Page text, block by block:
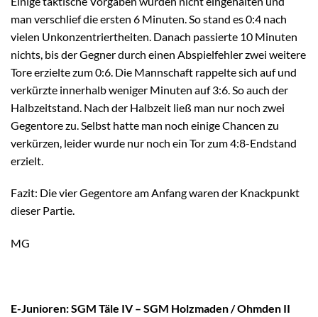
man verschlief die ersten 6 Minuten. So stand es 0:4 nach
vielen Unkonzentriertheiten. Danach passierte 10 Minuten
nichts, bis der Gegner durch einen Abspielfehler zwei weitere
Tore erzielte zum 0:6. Die Mannschaft rappelte sich auf und
verkürzte innerhalb weniger Minuten auf 3:6. So auch der
Halbzeitstand. Nach der Halbzeit ließ man nur noch zwei
Gegentore zu. Selbst hatte man noch einige Chancen zu
verkürzen, leider wurde nur noch ein Tor zum 4:8-Endstand
erzielt.
Fazit: Die vier Gegentore am Anfang waren der Knackpunkt
dieser Partie.
MG
E-Junioren: SGM Täle IV – SGM Holzmaden / Ohmden II